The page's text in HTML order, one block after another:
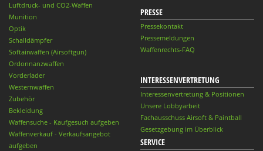
Luftdruck- und CO2-Waffen
Munition
Optik
Schalldämpfer
Softairwaffen (Airsoftgun)
Ordonnanzwaffen
Vorderlader
Westernwaffen
Zubehör
Bekleidung
Waffensuche - Kaufgesuch aufgeben
Waffenverkauf - Verkaufsangebot
aufgeben
PRESSE
Pressekontakt
Pressemeldungen
Waffenrechts-FAQ
INTERESSENVERTRETUNG
Interessenvertretung & Positionen
Unsere Lobbyarbeit
Fachausschuss Airsoft & Paintball
Gesetzgebung im Überblick
SERVICE